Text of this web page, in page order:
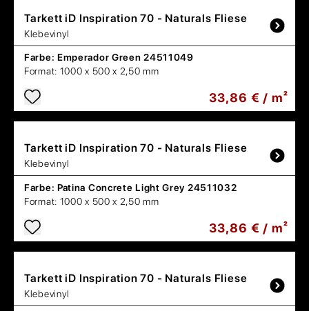
Tarkett iD Inspiration 70 - Naturals Fliese
Klebevinyl
Farbe: Emperador Green 24511049
Format: 1000 x 500 x 2,50 mm
33,86 € / m²
Tarkett iD Inspiration 70 - Naturals Fliese
Klebevinyl
Farbe: Patina Concrete Light Grey 24511032
Format: 1000 x 500 x 2,50 mm
33,86 € / m²
Tarkett iD Inspiration 70 - Naturals Fliese
Klebevinyl